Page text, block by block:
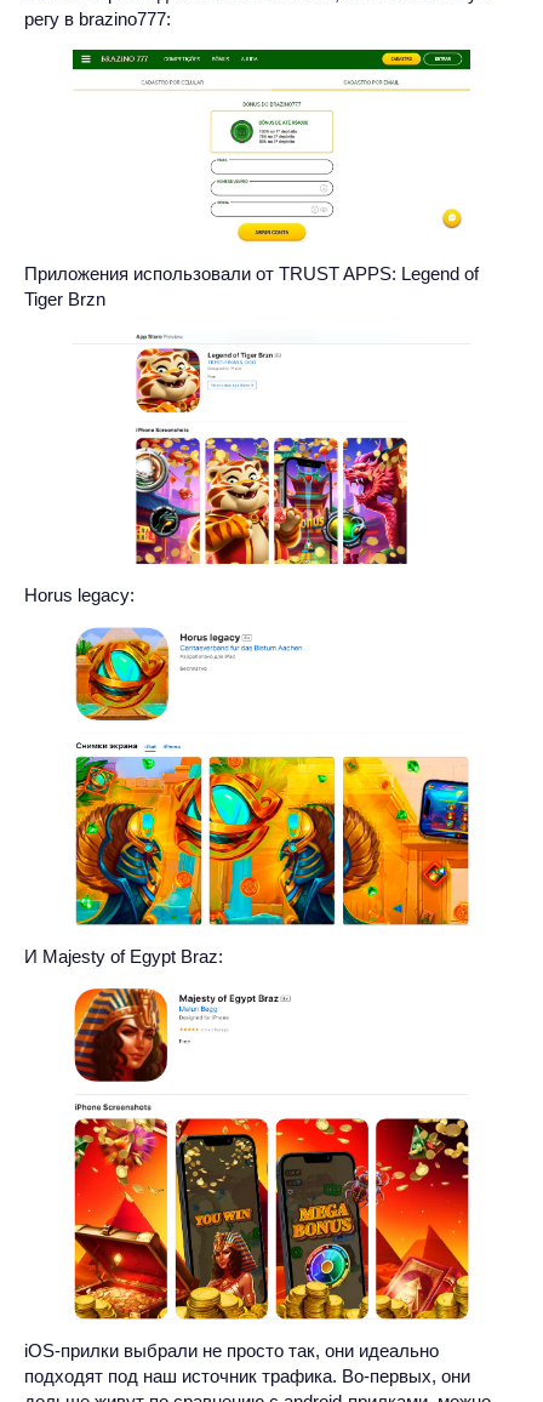
регу в brazino777:
Приложения использовали от TRUST APPS: Legend of
Tiger Brzn
Horus legacy:
И Majesty of Egypt Braz:
iOS-прилки выбрали не просто так, они идеально
подходят под наш источник трафика. Во-первых, они